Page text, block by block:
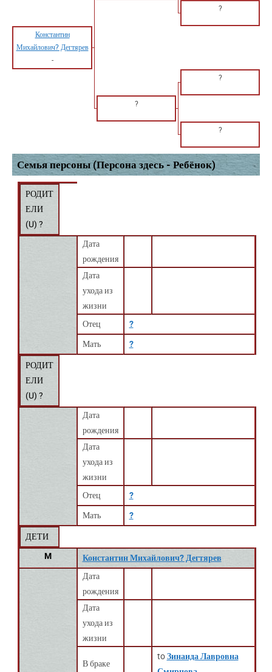
?
Константин
Михайлович? Дегтярев
-
?
?
?
Семья персоны (Персона здесь - Ребёнок)
РОДИТ
ЕЛИ
(U) ?
Дата
рождения
Дата
ухода из
жизни
Отец
?
Мать ?
РОДИТ
ЕЛИ
(U) ?
Дата
рождения
Дата
ухода из
жизни
Отец
?
Мать ?
ДЕТИ
M
Константин Михайлович? Дегтярев
Дата
рождения
Дата
ухода из
жизни
В браке
toЗинаида Лавровна